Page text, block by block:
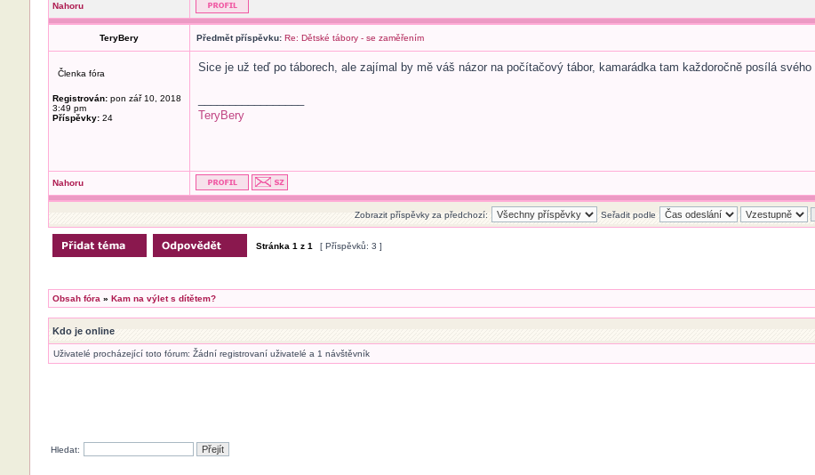
Nahoru
TeryBery Předmět příspěvku: Re: Dětské tábory - se zaměřením
Členka fóra
Registrován:pon zář 10, 2018
3:49 pm
Příspěvky:24
Sice je už teď po táborech, ale zajímal by mě váš názor na počítačový tábor, kamarádka tam každoročně posílá svého
TeryBery
Nahoru
Zobrazit příspěvky za předchozí: Seřadit podle
Stránka 1 z 1 [ Příspěvků: 3 ]
Obsah fóra » Kam na výlet s dítětem?
Kdo je online
Uživatelé procházející toto fórum: Žádní registrovaní uživatelé a 1 návštěvník
Hledat: